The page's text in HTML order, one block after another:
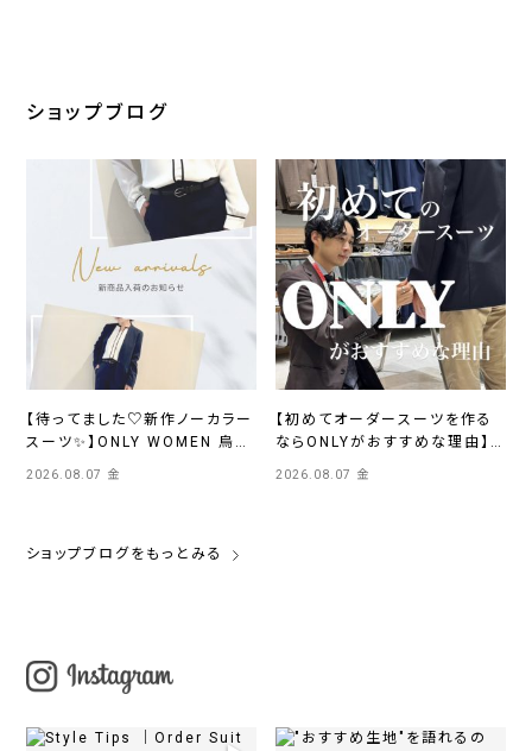
ショップブログ
【待ってました♡新作ノーカラー
スーツ✨】ONLY WOMEN 烏丸
2026.08.07 金
【初めてオーダースーツを作る
ならONLYがおすすめな理由】
ONLYイオンモール浜松市野店
2026.08.07 金
ショップブログをもっとみる